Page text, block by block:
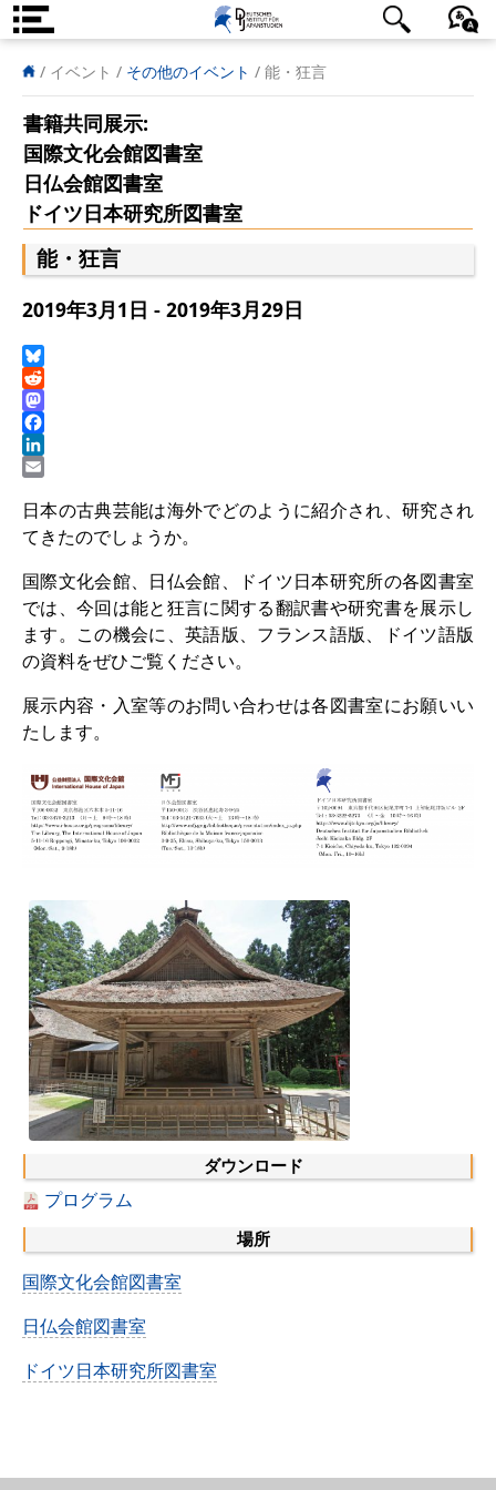
DIJ案内
研究所の概要
チーム
執行部
リサーチ・チーム
学術誌・サイエンスコミュニケ
研修生
研究活動
研究活動の概要
研究クラスター
日本におけるサステナビリティ
デジタル・トランスフォーメー
ション
トランスリージョナル・ジャパ
ン
知識ラボ
知識生産と知識インフラ
その他のプロジェクト
元研究フォーカス
イベント
DIJ フォーラム
DIJ 研究会
レクチャーシリーズ
日本語 English
/ イベント / その他のイベント / 能・狂言
ダウンロード
プログラム
場所
国際文化会館図書室
日仏会館図書室
ドイツ日本研究所図書室
書籍共同展示:
国際文化会館図書室
日仏会館図書室
ドイツ日本研究所図書室
能・狂言
2019年3月1日 - 2019年3月29日
Bluesky
Reddit
Mastodon
Facebook
LinkedIn
日本の古典芸能は海外でどのように紹介され、研究され
てきたのでしょうか。
国際文化会館、日仏会館、ドイツ日本研究所の各図書室
では、今回は能と狂言に関する翻訳書や研究書を展示し
ます。この機会に、英語版、フランス語版、ドイツ語版
の資料をぜひご覧ください。
展示内容・入室等のお問い合わせは各図書室にお願いい
たします。